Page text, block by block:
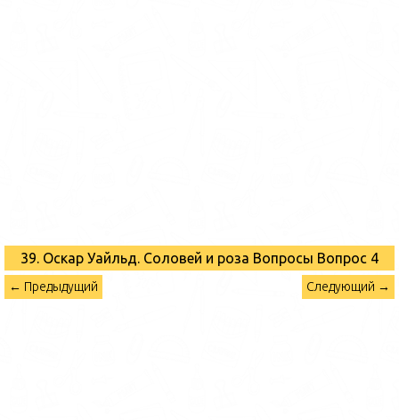
39. Оскар Уайльд. Соловей и роза Вопросы Вопрос 4
← Предыдущий Следующий →